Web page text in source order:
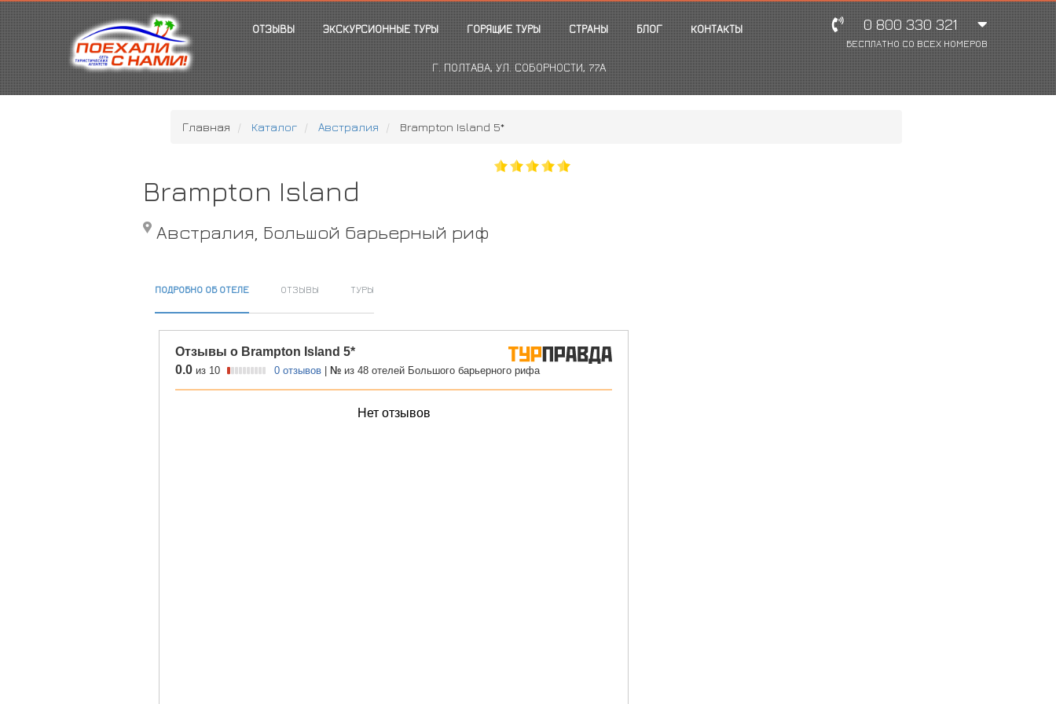
ОТЗЫВЫ ЭКСКУРСИОННЫЕ ТУРЫ ГОРЯЩИЕ ТУРЫ СТРАНЫ БЛОГ КОНТАКТЫ
Г. ПОЛТАВА, УЛ. СОБОРНОСТИ, 77А
0 800 330 321
БЕСПЛАТНО СО ВСЕХ НОМЕРОВ
Главная Каталог Австралия Brampton Island 5*
Brampton Island
Австралия, Большой барьерный риф
ПОДРОБНО ОБ ОТЕЛЕ ОТЗЫВЫ ТУРЫ